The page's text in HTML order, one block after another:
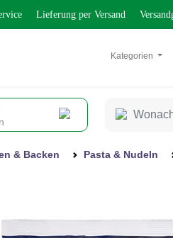
Lieferung per Versand
Kategorien
& Backen Pasta & Nudeln